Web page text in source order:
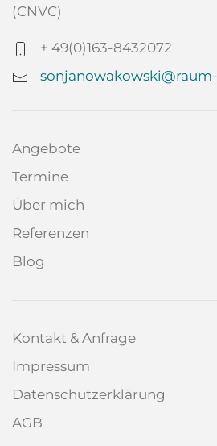
(CNVC)
+ 49(0)163-8432072
Angebote
Termine
Über mich
Referenzen
Blog
Kontakt & Anfrage
Impressum
Datenschutzerklärung
AGB